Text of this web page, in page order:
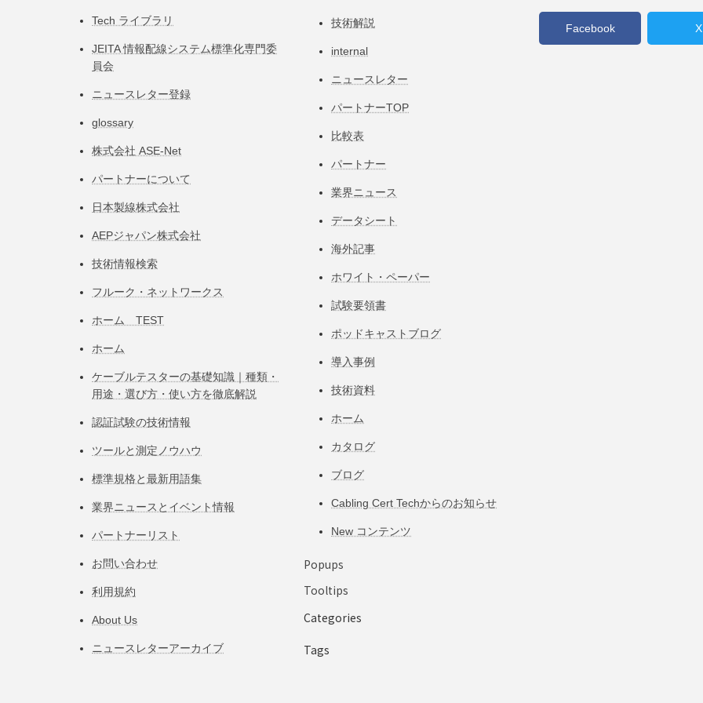
Tech ライブラリ
JEITA 情報配線システム標準化専⾨委
員会
ニュースレター登録
glossary
株式会社 ASE-Net
パートナーについて
日本製線株式会社
AEPジャパン株式会社
技術情報検索
フルーク・ネットワークス
ホーム TEST
ホーム
ケーブルテスターの基礎知識｜種類・
用途・選び方・使い方を徹底解説
認証試験の技術情報
ツールと測定ノウハウ
標準規格と最新用語集
業界ニュースとイベント情報
パートナーリスト
お問い合わせ
利用規約
About Us
ニュースレターアーカイブ
技術解説
internal
ニュースレター
パートナーTOP
比較表
パートナー
業界ニュース
データシート
海外記事
ホワイト・ペーパー
試験要領書
ポッドキャストブログ
導入事例
技術資料
ホーム
カタログ
ブログ
Cabling Cert Techからのお知らせ
New コンテンツ
Popups
Tooltips
Categories
Tags
Facebook X